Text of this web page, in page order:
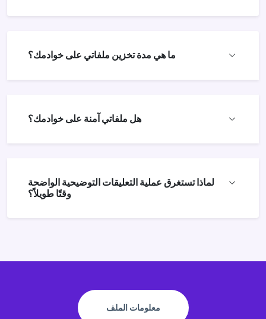
ما هي مدة تخزين ملفاتي على خوادمك؟
هل ملفاتي آمنة على خوادمك؟
لماذا تستغرق عملية التعليقات التوضيحية الواضحة
وقتًا طويلاً؟
معلومات الملف